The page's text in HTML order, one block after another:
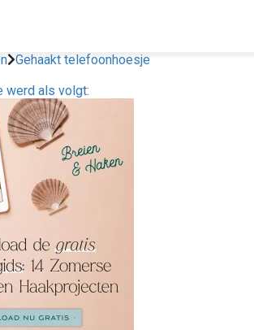
Gehaakt telefoonhoesje
werd als volgt: